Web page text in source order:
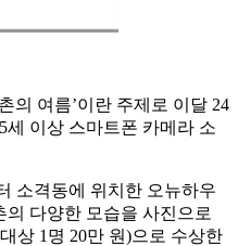
의 여름’이란 주제로 이달 24
세 이상 스마트폰 카메라 소
소격동에 위치한 오뉴하우
다양한 모습을 사진으로
상 1명 20만 원)으로 수상한